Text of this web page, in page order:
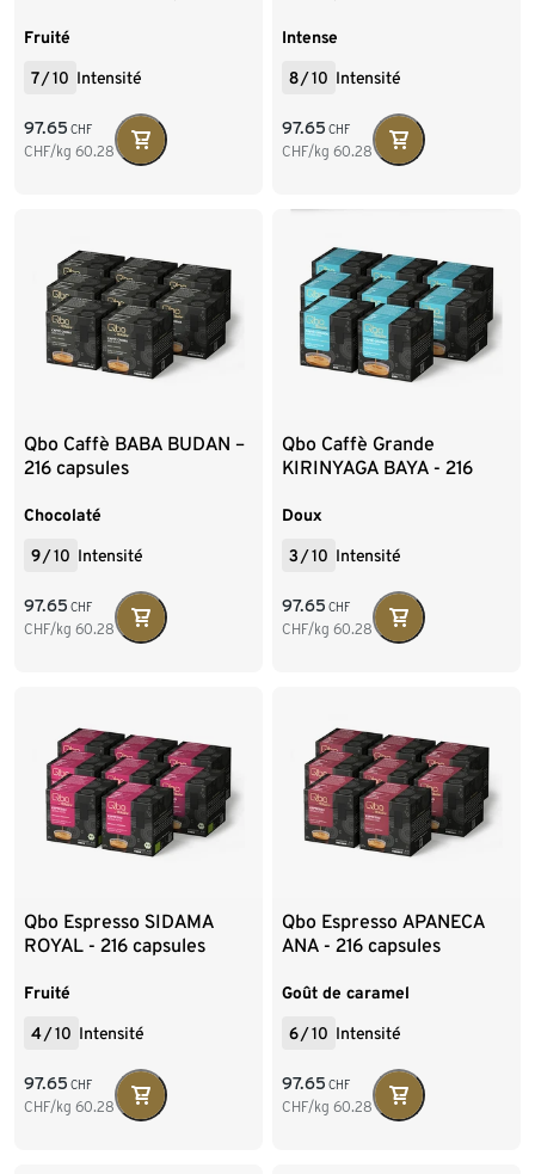
Fruité
7/10 Intensité
97.65 CHF
CHF/kg 60.28
Intense
8/10 Intensité
97.65 CHF
CHF/kg 60.28
Qbo Caffè BABA BUDAN –
216 capsules
Chocolaté
9/10 Intensité
97.65 CHF
CHF/kg 60.28
Qbo Caffè Grande
KIRINYAGA BAYA - 216
Doux
3 /10 Intensité
97.65 CHF
CHF/kg 60.28
Qbo Espresso SIDAMA
ROYAL - 216 capsules
Fruité
4/10 Intensité
97.65 CHF
CHF/kg 60.28
Qbo Espresso APANECA
ANA - 216 capsules
Goût de caramel
6/10 Intensité
97.65 CHF
CHF/kg 60.28